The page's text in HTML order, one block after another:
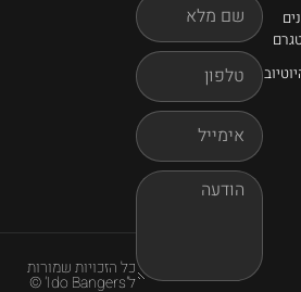
כל הזכויות שמורות
ל'Ido Bangers' ©